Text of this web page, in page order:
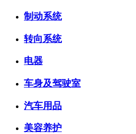
制动系统
转向系统
电器
车身及驾驶室
汽车用品
美容养护